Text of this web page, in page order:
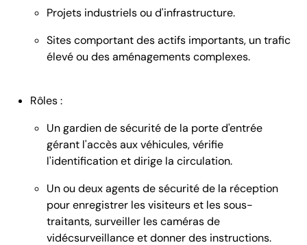
Projets industriels ou d'infrastructure.
Sites comportant des actifs importants, un trafic
élevé ou des aménagements complexes.
Rôles :
Un gardien de sécurité de la porte d'entrée
gérant l'accès aux véhicules, vérifie
l'identification et dirige la circulation.
Un ou deux agents de sécurité de la réception
pour enregistrer les visiteurs et les sous-
traitants, surveiller les caméras de
vidécsurveillance et donner des instructions.